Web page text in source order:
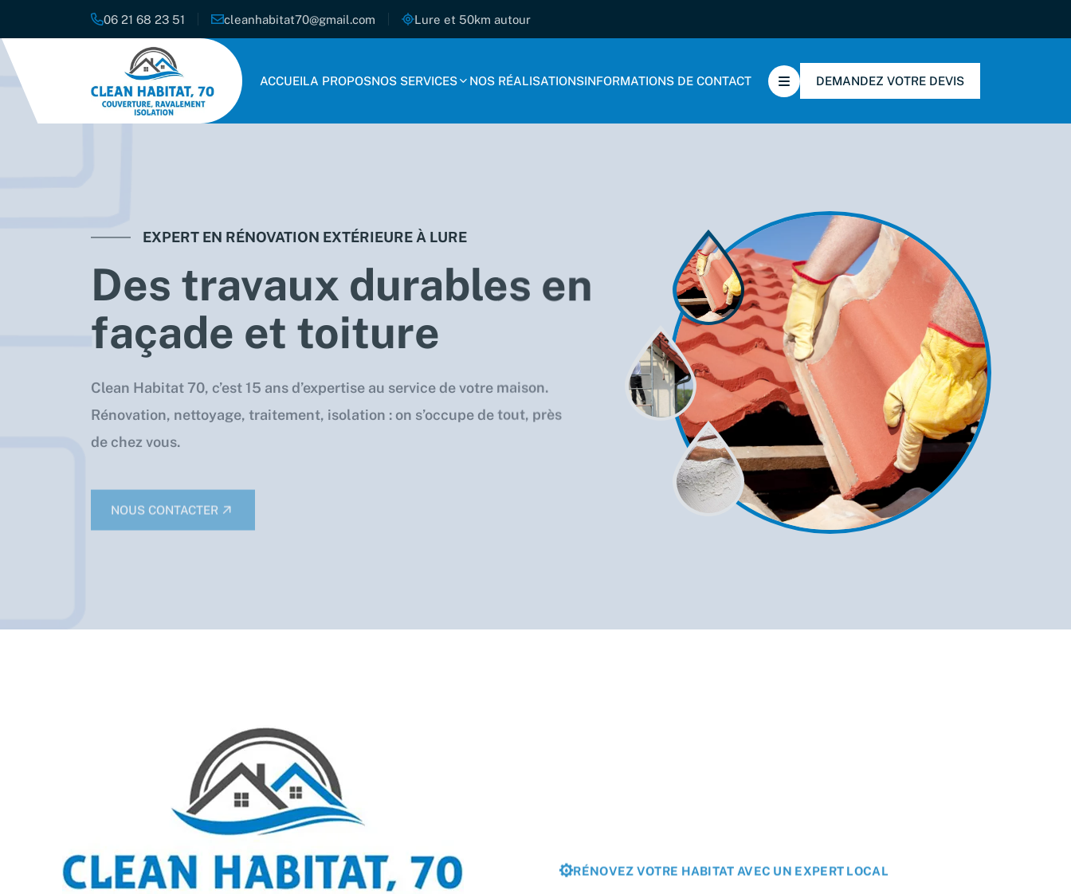
06 21 68 23 51 cleanhabitat70@gmail.com Lure et 50km autour
ACCUEILA PROPOSNOS SERVICES NOS RÉALISATIONSINFORMATIONS DE CONTACT DEMANDEZ VOTRE DEVIS
EXPERT EN RÉNOVATION EXTÉRIEURE À LURE
Des travaux durables en
façade et toiture
Clean Habitat 70, c’est 15 ans d’expertise au service de votre maison.
Rénovation, nettoyage, traitement, isolation : on s’occupe de tout, près
de chez vous.
RÉNOVEZ VOTRE HABITAT AVEC UN EXPERT LOCAL